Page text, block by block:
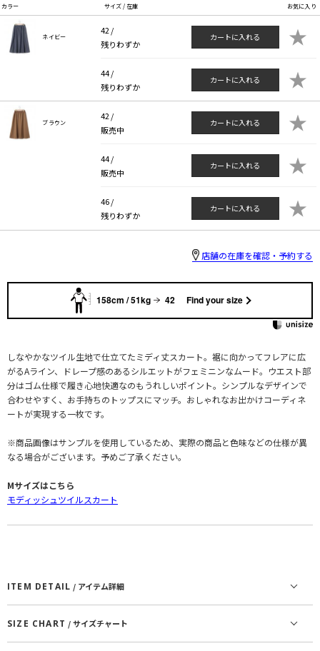
カラー サイズ / 在庫 お気に入り
ネイビー
42 /
残りわずか
カートに入れる ★
44 /
残りわずか
カートに入れる ★
ブラウン
42 /
販売中
カートに入れる ★
44 /
販売中
カートに入れる ★
46 /
残りわずか
カートに入れる ★
店舗の在庫を確認・予約する
158cm / 51kg 42 Find your size
しなやかなツイル生地で仕立てたミディ丈スカート。裾に向かってフレアに広
がるAライン、ドレープ感のあるシルエットがフェミニンなムード。ウエスト部
分はゴム仕様で履き心地快適なのもうれしいポイント。シンプルなデザインで
合わせやすく、お手持ちのトップスにマッチ。おしゃれなお出かけコーディネ
ートが実現する一枚です。
※商品画像はサンプルを使用しているため、実際の商品と色味などの仕様が異
なる場合がございます。予めご了承ください。
Mサイズはこちら
モディッシュツイルスカート
ITEM DETAIL / アイテム詳細
SIZE CHART / サイズチャート